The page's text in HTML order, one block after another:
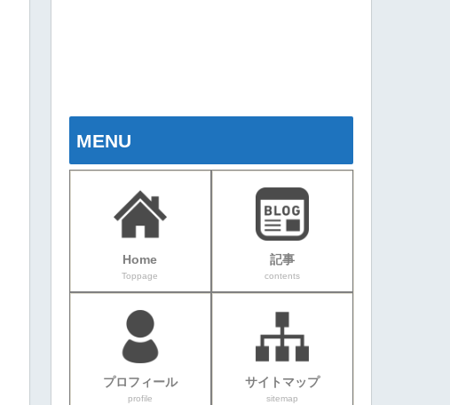
MENU
Home
Toppage
記事
contents
プロフィール
profile
サイトマップ
sitemap